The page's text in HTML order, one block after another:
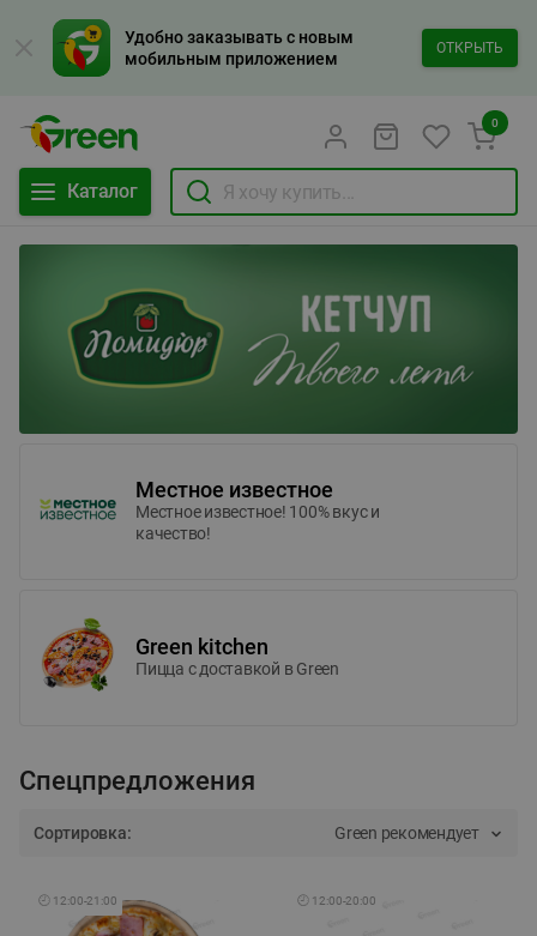
Удобно заказывать с новым
мобильным приложением
ОТКРЫТЬ
Каталог
0
Местное известное
Местное известное! 100% вкус и
качество!
Green kitchen
Пицца c доставкой в Green
Спецпредложения
Сортировка: Green рекомендует
🕘 12:00-21:00 🕘 12:00-20:00